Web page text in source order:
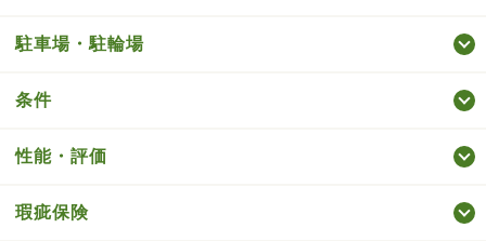
駐車場・駐輪場
条件
性能・評価
瑕疵保険